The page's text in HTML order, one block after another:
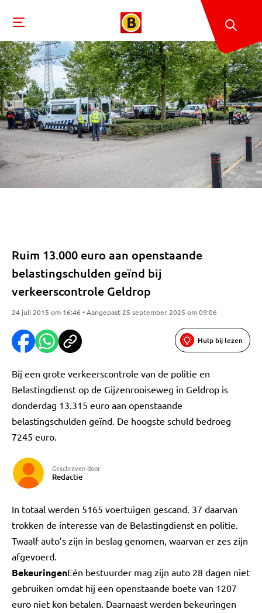
Ruim 13.000 euro aan openstaande
belastingschulden geïnd bij
verkeerscontrole Geldrop
24 juli 2015 om 16:46 • Aangepast 25 september 2025 om 09:06
Hulp bij lezen
Bij een grote verkeerscontrole van de politie en
Belastingdienst op de Gijzenrooiseweg in Geldrop is
donderdag 13.315 euro aan openstaande
belastingschulden geïnd. De hoogste schuld bedroeg
7245 euro.
Geschreven door
Redactie
In totaal werden 5165 voertuigen gescand. 37 daarvan
trokken de interesse van de Belastingdienst en politie.
Twaalf auto’s zijn in beslag genomen, waarvan er zes zijn
afgevoerd.
BekeuringenEén bestuurder mag zijn auto 28 dagen niet
gebruiken omdat hij een openstaande boete van 1207
euro niet kon betalen. Daarnaast werden bekeuringen